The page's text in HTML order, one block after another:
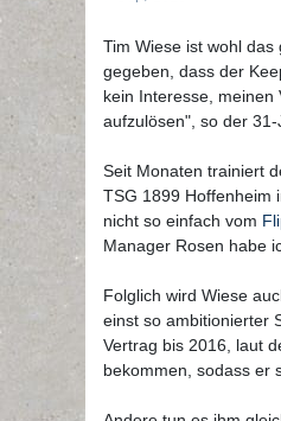
Tim Wiese ist wohl
gegeben, dass der
kein Interesse,
aufzulösen", so der
Seit Monaten trainiert
TSG 1899 Hoffenheim
nicht so einfach vom
Manager Rosen habe
Folglich wird Wiese
einst so ambitionierter
Vertrag bis 2016, laut
bekommen, sodass er